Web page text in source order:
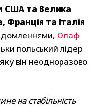
США та Велика
Франція та Італія
Олаф
польський лідер
він неодноразово
на стабільність